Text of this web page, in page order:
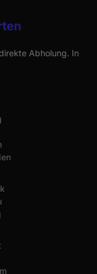
Abholung. In